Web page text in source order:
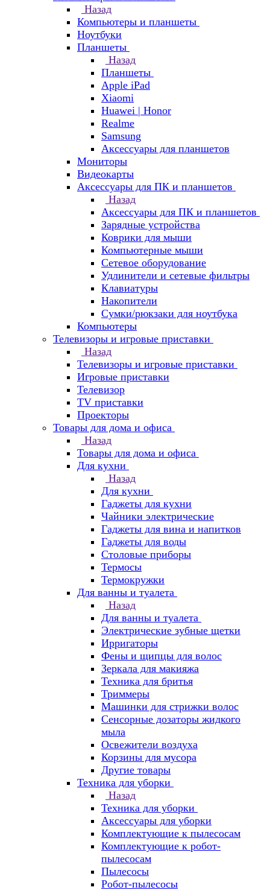
Назад
Компьютеры и планшеты
Ноутбуки
Планшеты
Назад
Планшеты
Apple iPad
Xiaomi
Huawei | Honor
Realme
Samsung
Аксессуары для планшетов
Мониторы
Видеокарты
Аксессуары для ПК и планшетов
Назад
Аксессуары для ПК и планшетов
Зарядные устройства
Коврики для мыши
Компьютерные мыши
Сетевое оборудование
Удлинители и сетевые фильтры
Клавиатуры
Накопители
Сумки/рюкзаки для ноутбука
Компьютеры
Телевизоры и игровые приставки
Назад
Телевизоры и игровые приставки
Игровые приставки
Телевизор
TV приставки
Проекторы
Товары для дома и офиса
Назад
Товары для дома и офиса
Для кухни
Назад
Для кухни
Гаджеты для кухни
Чайники электрические
Гаджеты для вина и напитков
Гаджеты для воды
Столовые приборы
Термосы
Термокружки
Для ванны и туалета
Назад
Для ванны и туалета
Электрические зубные щетки
Ирригаторы
Фены и щипцы для волос
Зеркала для макияжа
Техника для бритья
Триммеры
Машинки для стрижки волос
Сенсорные дозаторы жидкого
мыла
Освежители воздуха
Корзины для мусора
Другие товары
Техника для уборки
Назад
Техника для уборки
Аксессуары для уборки
Комплектующие к пылесосам
Комплектующие к робот-
пылесосам
Пылесосы
Робот-пылесосы